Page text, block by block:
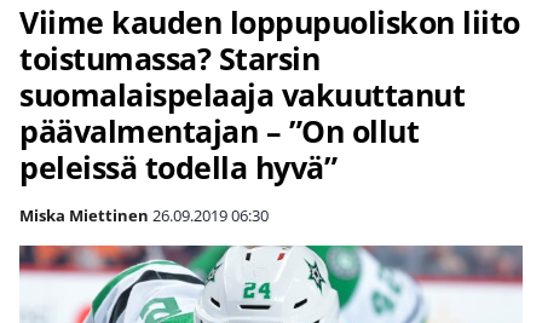
Viime kauden loppupuoliskon liito
toistumassa? Starsin
suomalaispelaaja vakuuttanut
päävalmentajan – ”On ollut
peleissä todella hyvä”
Miska Miettinen 26.09.201906:30